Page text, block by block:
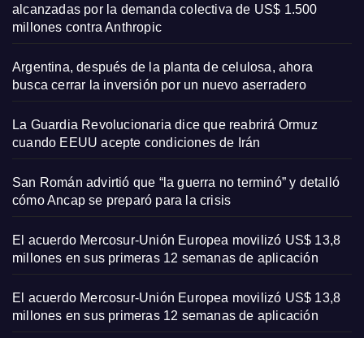
alcanzadas por la demanda colectiva de US$ 1.500
millones contra Anthropic
Argentina, después de la planta de celulosa, ahora
busca cerrar la inversión por un nuevo aserradero
La Guardia Revolucionaria dice que reabrirá Ormuz
cuando EEUU acepte condiciones de Irán
San Román advirtió que “la guerra no terminó” y detalló
cómo Ancap se preparó para la crisis
El acuerdo Mercosur-Unión Europea movilizó US$ 13,8
millones en sus primeras 12 semanas de aplicación
El acuerdo Mercosur-Unión Europea movilizó US$ 13,8
millones en sus primeras 12 semanas de aplicación